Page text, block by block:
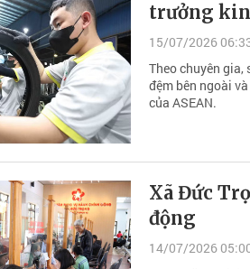
trưởng
15/07/2026
Theo chuyên gia,
đệm bên ngoài
của ASEAN.
Xã Đức
động
14/07/2026